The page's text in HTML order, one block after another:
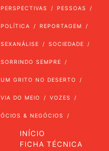
PERSPECTIVAS PESSOAS
POLÍTICA REPORTAGEM
SEXANÁLISE SOCIEDADE
SORRINDO SEMPRE
UM GRITO NO DESERTO
VIA DO MEIO VOZES
ÓCIOS & NEGÓCIOS
INÍCIO
FICHA TÉCNICA